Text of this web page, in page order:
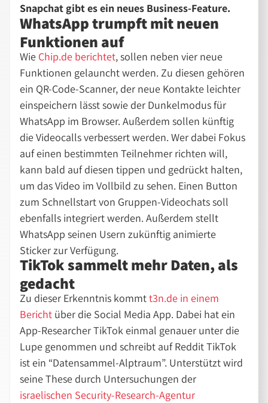
Snapchat gibt es ein neues Business-Feature.
WhatsApp trumpft mit neuen
Funktionen auf
Wie Chip.de berichtet, sollen neben vier neue
Funktionen gelauncht werden. Zu diesen gehören
ein QR-Code-Scanner, der neue Kontakte leichter
einspeichern lässt sowie der Dunkelmodus für
WhatsApp im Browser. Außerdem sollen künftig
die Videocalls verbessert werden. Wer dabei Fokus
auf einen bestimmten Teilnehmer richten will,
kann bald auf diesen tippen und gedrückt halten,
um das Video im Vollbild zu sehen. Einen Button
zum Schnellstart von Gruppen-Videochats soll
ebenfalls integriert werden. Außerdem stellt
WhatsApp seinen Usern zukünftig animierte
Sticker zur Verfügung.
TikTok sammelt mehr Daten, als
gedacht
Zu dieser Erkenntnis kommtt3n.de in einem
Bericht über die Social Media App. Dabei hat ein
App-Researcher TikTok einmal genauer unter die
Lupe genommen und schreibt auf Reddit TikTok
ist ein “Datensammel-Alptraum”. Unterstützt wird
seine These durch Untersuchungen der
israelischen Security-Research-Agentur